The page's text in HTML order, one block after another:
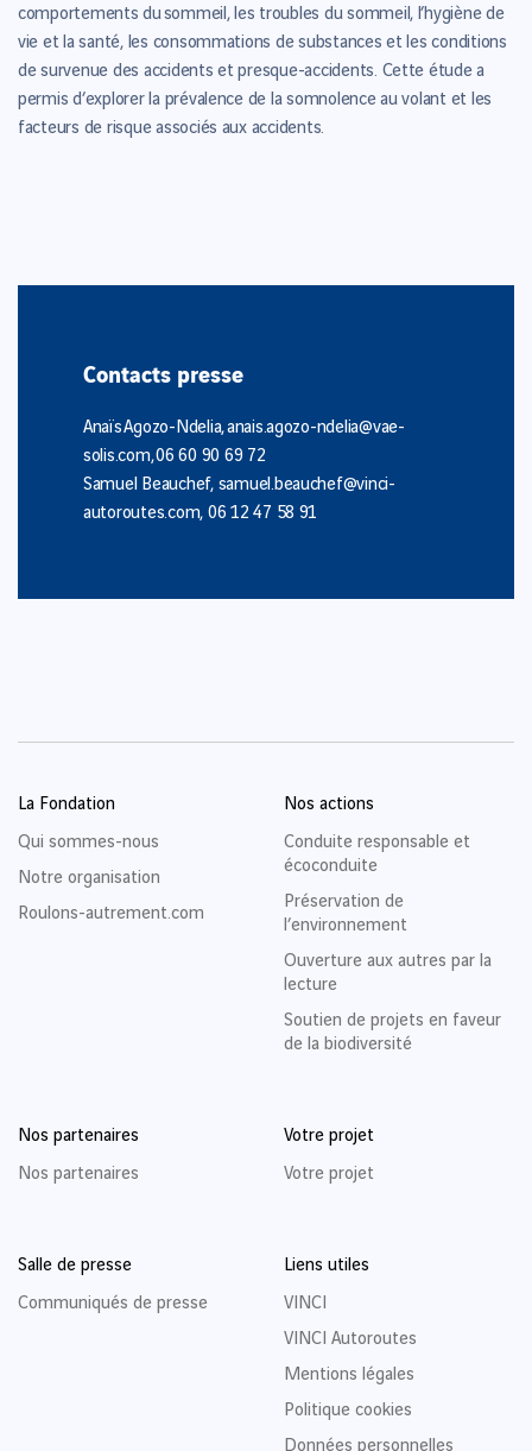
comportements du sommeil, les troubles du sommeil, l’hygiène de
vie et la santé, les consommations de substances et les conditions
de survenue des accidents et presque-accidents. Cette étude a
permis d’explorer la prévalence de la somnolence au volant et les
facteurs de risque associés aux accidents.
Contacts presse
AnaïsAgozo-Ndelia,anais.agozo-ndelia@vae-
solis.com,06 60 90 69 72
Samuel Beauchef, samuel.beauchef@vinci-
autoroutes.com, 06 12 47 58 91
La Fondation
Qui sommes-nous
Notre organisation
Roulons-autrement.com
Nos actions
Conduite responsable et
écoconduite
Préservation de
l’environnement
Ouverture aux autres par la
lecture
Soutien de projets en faveur
de la biodiversité
Nos partenaires
Nos partenaires
Votre projet
Votre projet
Salle de presse
Communiqués de presse
Liens utiles
VINCI
VINCI Autoroutes
Mentions légales
Politique cookies
Données personnelles